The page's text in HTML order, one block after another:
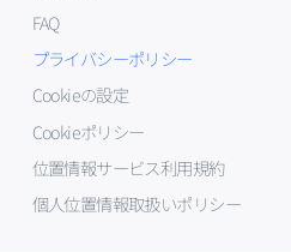
FAQ
プライバシーポリシー
Cookieの設定
Cookieポリシー
位置情報サービス利用規約
個人位置情報取扱いポリシー